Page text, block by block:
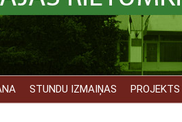
STUNDU IZMAIŅAS PROJEKTS